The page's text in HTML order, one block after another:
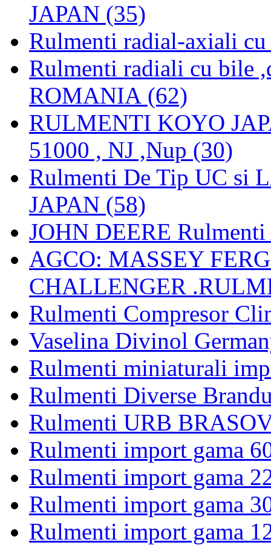
JAPAN (35)
Rulmenti radial-axiali
Rulmenti radiali cu bile
ROMANIA (62)
RULMENTI KOYO
51000 , NJ ,Nup (30)
Rulmenti De Tip UC si
JAPAN (58)
JOHN DEERE
AGCO: MASSEY
CHALLENGER
Rulmenti Compresor
Vaselina Divinol
Rulmenti miniaturali
Rulmenti Diverse
Rulmenti URB
Rulmenti import gama
Rulmenti import gama
Rulmenti import gama
Rulmenti import gama